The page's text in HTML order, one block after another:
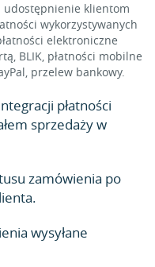
udostępnienie klientom
wykorzystywanych
elektroniczne
BLIK, płatności mobilne
przelew bankowy.
płatności
sprzedaży w
zamówienia po
wysyłane